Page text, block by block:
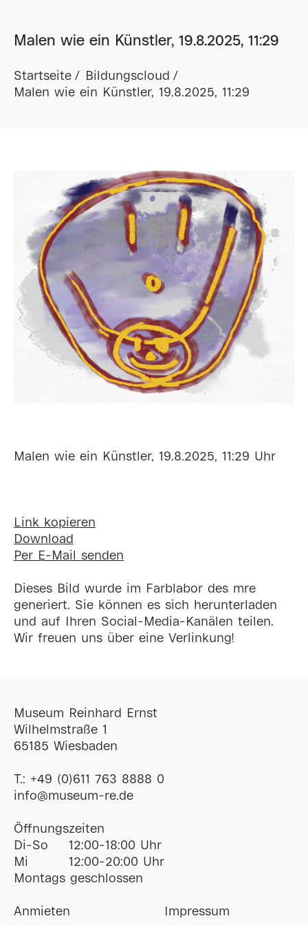
Malen wie ein Künstler, 19.8.2025, 11:29
Startseite
Bildungscloud
Malen wie ein Künstler, 19.8.2025, 11:29
Malen wie ein Künstler, 19.8.2025, 11:29 Uhr
Link kopieren
Download
Per E-Mail senden
Dieses Bild wurde im Farblabor des mre
generiert. Sie können es sich herunterladen
und auf Ihren Social-Media-Kanälen teilen.
Wir freuen uns über eine Verlinkung!
Museum Reinhard Ernst
Wilhelmstraße 1
65185 Wiesbaden
T.: +49 (0)611 763 8888 0
ofni@museum-re de
Öffnungszeiten
Di-So
12:00-18:00 Uhr
Mi
12:00-20:00 Uhr
Montags geschlossen
Anmieten Impressum